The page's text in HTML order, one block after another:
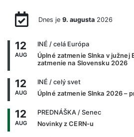
Dnes je 9. augusta2026
12
AUG
INÉ / celá Európa
Úplné zatmenie Slnka v južnej
zatmenie na Slovensku 2026
12
AUG
INÉ / celý svet
Úplné zatmenie Slnka 2026 –
12
AUG
PREDNÁŠKA / Senec
Novinky z CERN-u